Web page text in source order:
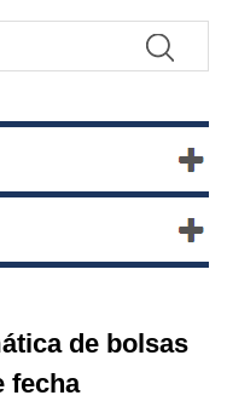
de bolsas
fecha